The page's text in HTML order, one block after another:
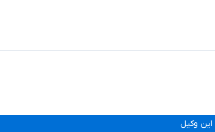
این وکیل